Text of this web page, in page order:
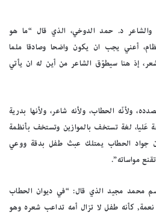
والشاعر د. حمد الدوخي، الذي قال “ما هو
أعني يجب ان يكون واضحا وصادقا ملما
إذ هنا سيطوّق الشاعر من أين له ان يأتي
ولأنّه الحطاب، ولأنه شاعر، ولأنها بدرية
عَليا، لغة تستخف بالموازين وتستخف بأنظمة
إن جواد الحطاب يمتلك عبث طفل بدقة ووعي
مواساته”.
محمد مجيد الذي قال: “في ديوان الحطاب
كأنه طفل لا تزال أمه تداعب شعره وهو